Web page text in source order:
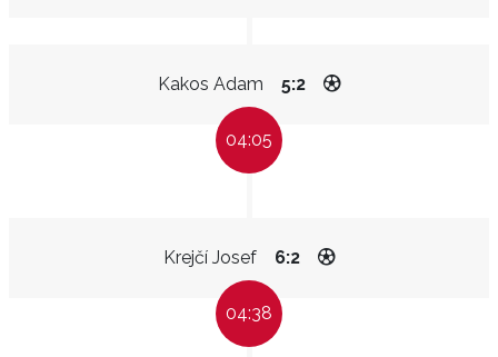
Kakos Adam 5:2
04:05
Krejčí Josef 6:2
04:38